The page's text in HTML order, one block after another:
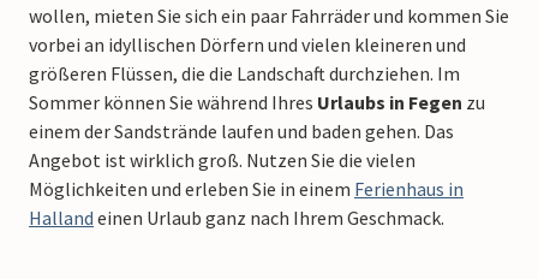
wollen, mieten Sie sich ein paar Fahrräder und kommen Sie
vorbei an idyllischen Dörfern und vielen kleineren und
größeren Flüssen, die die Landschaft durchziehen. Im
Sommer können Sie während Ihres Urlaubs in Fegen zu
einem der Sandstrände laufen und baden gehen. Das
Angebot ist wirklich groß. Nutzen Sie die vielen
Möglichkeiten und erleben Sie in einem Ferienhaus in
Halland einen Urlaub ganz nach Ihrem Geschmack.